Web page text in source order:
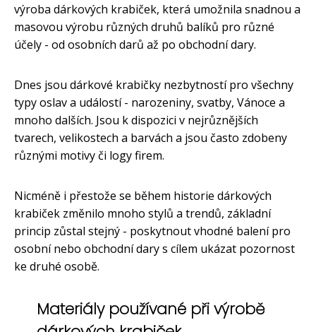
výroba dárkových krabiček, která umožnila snadnou a
masovou výrobu různých druhů balíků pro různé
účely - od osobních darů až po obchodní dary.
Dnes jsou dárkové krabičky nezbytností pro všechny
typy oslav a událostí - narozeniny, svatby, Vánoce a
mnoho dalších. Jsou k dispozici v nejrůznějších
tvarech, velikostech a barvách a jsou často zdobeny
různými motivy či logy firem.
Nicméně i přestože se během historie dárkových
krabiček změnilo mnoho stylů a trendů, základní
princip zůstal stejný - poskytnout vhodné balení pro
osobní nebo obchodní dary s cílem ukázat pozornost
ke druhé osobě.
Materiály používané při výrobě